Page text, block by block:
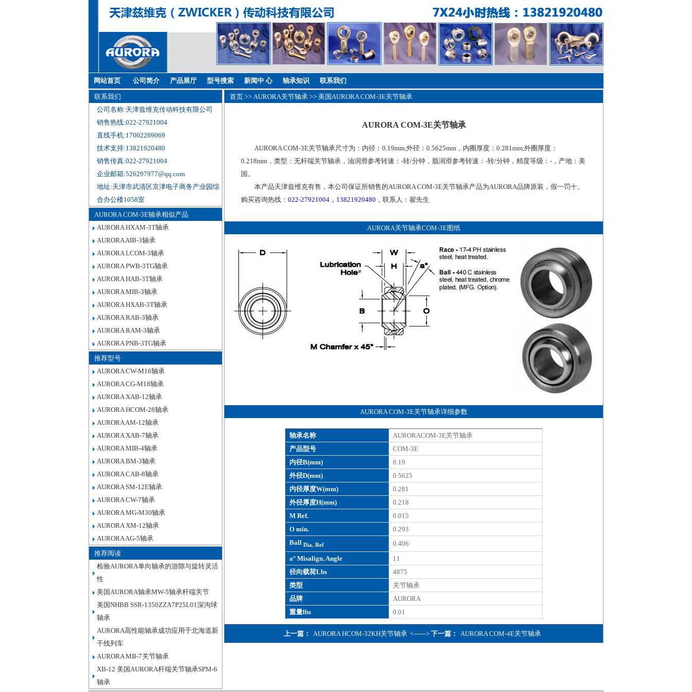
网站首页 公司简介 产品展厅 型号搜索 新闻中 心 轴承知识 联系我们
联系我们
公司名称:天津兹维克传动科技有限公司
销售热线:022-27921004
直线手机:17002269069
技术支持:13821920480
销售传真:022-27921004
企业邮箱:526297977@qq.com
地址:天津市武清区京津电子商务产业园综
合办公楼1058室
AURORA COM-3E轴承相似产品
AURORA HXAM-3T轴承
AURORA AIB-3轴承
AURORA LCOM-3轴承
AURORA PWB-3TG轴承
AURORA HAB-3T轴承
AURORA MIB-3轴承
AURORA HXAB-3T轴承
AURORA RAB-3轴承
AURORA RAM-3轴承
AURORA PNB-3TG轴承
推荐型号
AURORA CW-M16轴承
AURORA CG-M18轴承
AURORA XAB-12轴承
AURORA HCOM-28轴承
AURORA AM-12轴承
AURORA XAB-7轴承
AURORA MIB-4轴承
AURORA BM-3轴承
AURORA CAB-8轴承
AURORA SM-12E轴承
AURORA CW-7轴承
AURORA MG-M30轴承
AURORA XM-12轴承
AURORA AG-5轴承
推荐阅读
检验AURORA单向轴承的游隙与旋转灵活
性
美国AURORA轴承MW-5轴承杆端关节
美国NHBB SSR-1350ZZA7P25L01深沟球
轴承
AURORA高性能轴承成功应用于北海道新
干线列车
AURORA MB-7关节轴承
XB-12 美国AURORA杆端关节轴承SPM-6
轴承
首页 >> AURORA关节轴承 >> 美国AURORA COM-3E关节轴承
AURORA COM-3E关节轴承
AURORA COM-3E关节轴承尺寸为：内径：0.19mm,外径：0.5625mm，内圈厚度：0.281mm,外圈厚度：
0.218mm，类型：无杆端关节轴承，油润滑参考转速：-转/分钟，脂润滑参考转速：-转/分钟，精度等级：-，产地：美
国。
本产品天津兹维克有售，本公司保证所销售的AURORA COM-3E关节轴承产品为AURORA品牌原装，假一罚十。
购买咨询热线：022-27921004，13821920480 ，联系人：翟先生
AURORA关节轴承COM-3E图纸
AURORA COM-3E关节轴承详细参数
轴承名称
AURORACOM-3E关节轴承
产品型号
COM-3E
内径B(mm)
0.19
外径D(mm)
0.5625
内径厚度W(mm)
0.281
外径厚度H(mm)
0.218
M Ref.
0.015
O min.
0.293
BallDia. Ref
0.406
a° Misalign. Angle
11
径向载荷Lbs
4875
类型
关节轴承
品牌
AURORA
重量lbs
0.01
上一篇： AURORA HCOM-32KH关节轴承 <------> 下一篇： AURORA COM-4E关节轴承